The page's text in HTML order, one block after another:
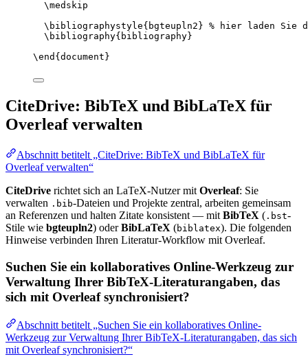
\medskip
\bibliographystyle{bgteupln2} % hier laden Sie
\bibliography{bibliography}
\end { document }
CiteDrive: BibTeX und BibLaTeX für
Overleaf verwalten
Abschnitt betitelt „CiteDrive: BibTeX und BibLaTeX für
Overleaf verwalten“
CiteDrive richtet sich an LaTeX-Nutzer mit Overleaf: Sie
verwalten .bib-Dateien und Projekte zentral, arbeiten gemeinsam
an Referenzen und halten Zitate konsistent — mit BibTeX ( .bst-
Stile wie bgteupln2) oderBibLaTeX (biblatex). Die folgenden
Hinweise verbinden Ihren Literatur-Workflow mit Overleaf.
Suchen Sie ein kollaboratives Online-Werkzeug zur
Verwaltung Ihrer BibTeX-Literaturangaben, das
sich mit Overleaf synchronisiert?
Abschnitt betitelt „Suchen Sie ein kollaboratives Online-
Werkzeug zur Verwaltung Ihrer BibTeX-Literaturangaben, das sich
mit Overleaf synchronisiert?“